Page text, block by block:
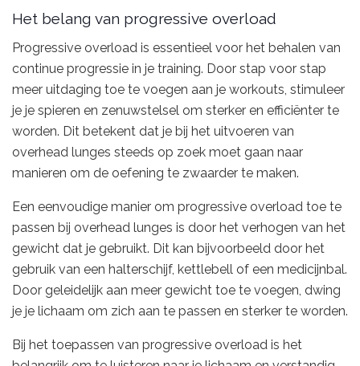
Het belang van progressive overload
Progressive overload is essentieel voor het behalen van
continue progressie in je training. Door stap voor stap
meer uitdaging toe te voegen aan je workouts, stimuleer
je je spieren en zenuwstelsel om sterker en efficiënter te
worden. Dit betekent dat je bij het uitvoeren van
overhead lunges steeds op zoek moet gaan naar
manieren om de oefening te zwaarder te maken.
Een eenvoudige manier om progressive overload toe te
passen bij overhead lunges is door het verhogen van het
gewicht dat je gebruikt. Dit kan bijvoorbeeld door het
gebruik van een halterschijf, kettlebell of een medicijnbal.
Door geleidelijk aan meer gewicht toe te voegen, dwing
je je lichaam om zich aan te passen en sterker te worden.
Bij het toepassen van progressive overload is het